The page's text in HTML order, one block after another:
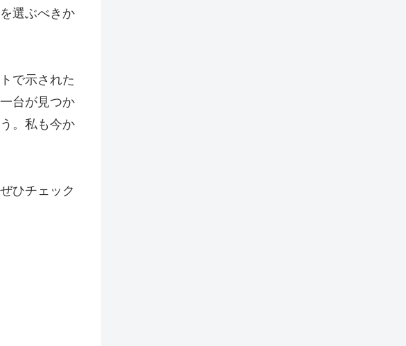
選ぶべきか
で示された
台が見つか
。私も今か
ひチェック